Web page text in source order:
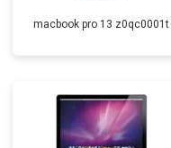
macbook pro 13 z0qc0001t